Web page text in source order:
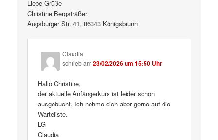
Liebe Grüße
Christine Bergsträßer
Augsburger Str. 41, 86343 Königsbrunn
Claudia
schriebam23/02/2026 um 15:50 Uhr:
Hallo Christine,
der aktuelle Anfängerkurs ist leider schon
ausgebucht. Ich nehme dich aber gerne auf die
Warteliste.
LG
Claudia